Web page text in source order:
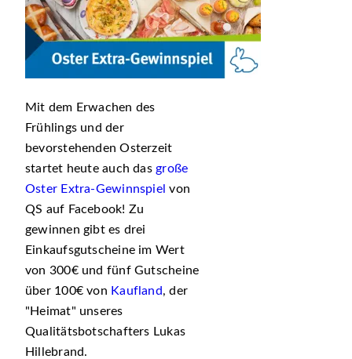
Mit dem Erwachen des
Frühlings und der
bevorstehenden Osterzeit
startet heute auch das große
Oster Extra-Gewinnspiel von
QS auf Facebook! Zu
gewinnen gibt es drei
Einkaufsgutscheine im Wert
von 300€ und fünf Gutscheine
über 100€ von Kaufland, der
Heimat
unseres
Qualitätsbotschafters Lukas
Hillebrand.